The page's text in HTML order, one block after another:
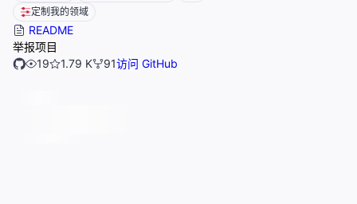
定制我的领域
README
举报项目
19
1.79 K 91访问 GitHub